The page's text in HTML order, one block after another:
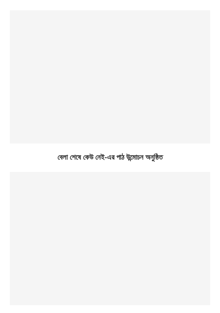
বেলা শেষে কেউ নেই-এর পাঠ উন্মোচন অনুষ্ঠিত